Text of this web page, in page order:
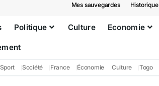
Mes sauvegardes Historique
Politique Culture Economie
Sport Société France Économie Culture Togo